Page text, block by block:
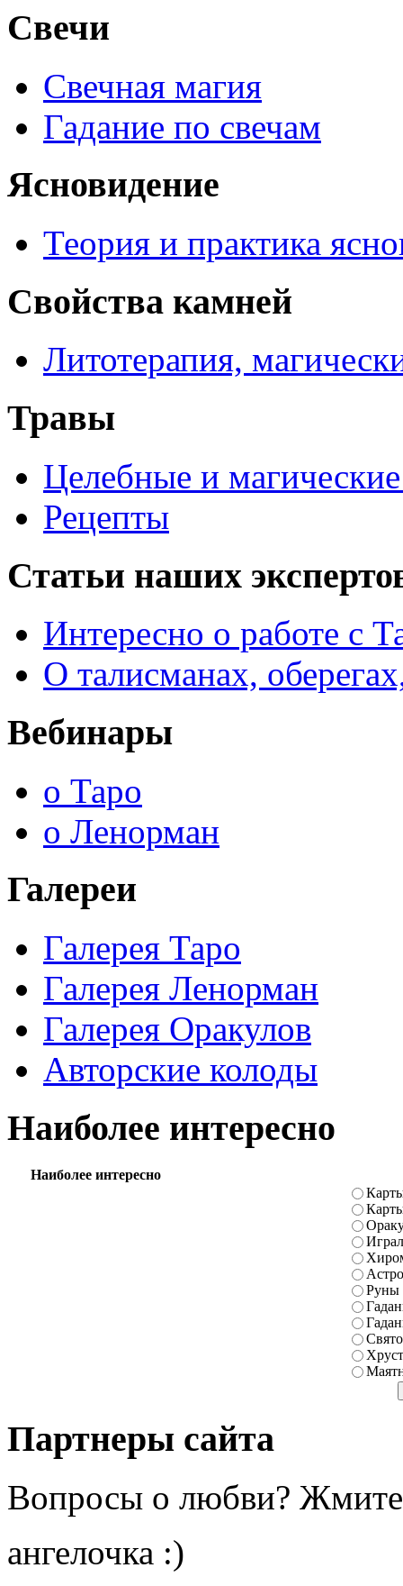
Свечи
Свечная магия
Гадание по свечам
Ясновидение
Теория и практика
Свойства камней
Литотерапия,
Травы
Целебные и магические
Рецепты
Статьи наших
Интересно о работе с
О талисманах,
Вебинары
о Таро
о Ленорман
Галереи
Галерея Таро
Галерея Ленорман
Галерея Оракулов
Авторские колоды
Наиболее интересно
Наиболее интересно
Руны
Партнеры сайта
Вопросы о любви?
ангелочка :)